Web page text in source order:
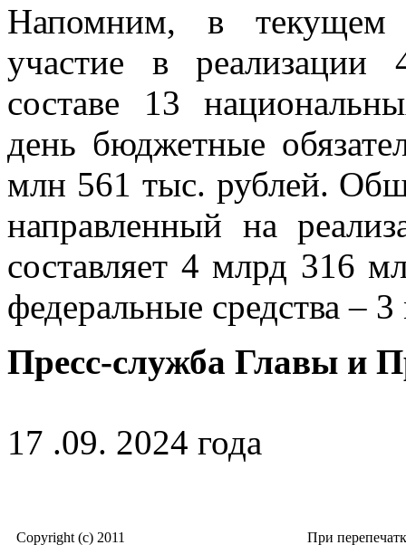
Напомним, в текущем
участие в реализации
составе 13
день бюджетные
млн 561 тыс. рублей.
направленный на
составляет 4 млрд 316
федеральные средства –
Пресс-служба Главы и
17 .09. 2024 года
Copyright (c) 2011 При